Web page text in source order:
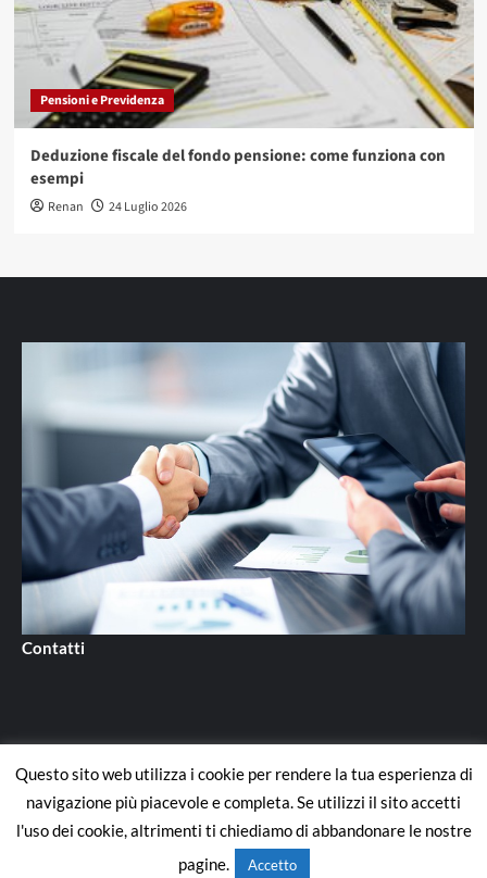
Pensioni e Previdenza
Deduzione fiscale del fondo pensione: come funziona con
esempi
Renan 24 Luglio 2026
Contatti
Contatti
Copyright © All rights reserved.|CoverNews
Questo sito web utilizza i cookie per rendere la tua esperienza di
navigazione più piacevole e completa. Se utilizzi il sito accetti
l'uso dei cookie, altrimenti ti chiediamo di abbandonare le nostre
pagine.
Accetto